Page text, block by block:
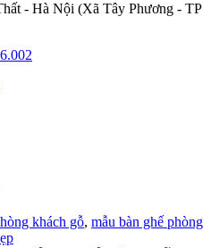
- Hà Nội (Xã Tây Phương - TP
khách gỗ, mẫu bàn ghế phòng